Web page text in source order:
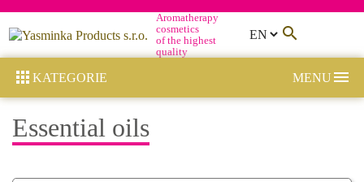
Aromatherapy
cosmetics
of the highest
quality

 KATEGORIE MENU 
Essential oils